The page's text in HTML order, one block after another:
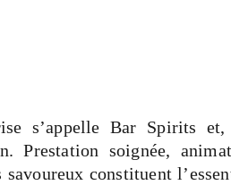
s’appelle Bar Spirits
Prestation soignée,
savoureux constituent